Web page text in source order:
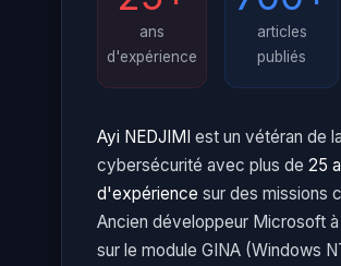
ans
d'expérience
articles
publiés
Ayi NEDJIMI est un vétéran de la
cybersécurité avec plus de 25
d'expérience sur des missions
Ancien développeur Microsoft
sur le module GINA (Windows